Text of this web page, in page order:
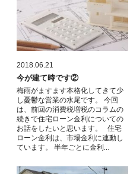
2018.06.21
今が建て時です②
梅雨がますます本格化してきて少
し憂鬱な営業の水尾です。 今回
は、前回の消費税増税のコラムの
続きで住宅ローン金利についての
お話をしたいと思います。 住宅
ローン金利は、市場金利に連動し
ています。 半年ごとに金利…